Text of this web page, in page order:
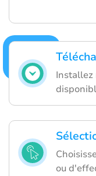
Installez
ou